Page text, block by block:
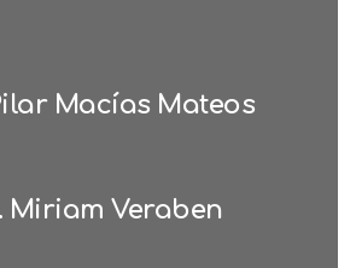
Macías Mateos
Miriam Veraben